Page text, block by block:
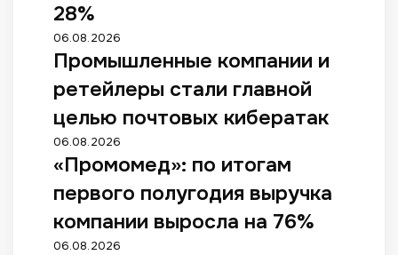
28%
06.08.2026
Промышленные компании и
ретейлеры стали главной
целью почтовых кибератак
06.08.2026
«Промомед»: по итогам
первого полугодия выручка
компании выросла на 76%
06.08.2026